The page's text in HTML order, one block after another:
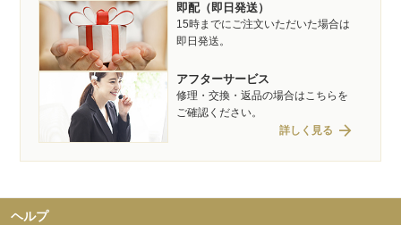
即配（即日発送）
15時までにご注文いただいた場合は
即日発送。
アフターサービス
修理・交換・返品の場合はこちらを
ご確認ください。
詳しく見る arrow_forward
ヘルプ